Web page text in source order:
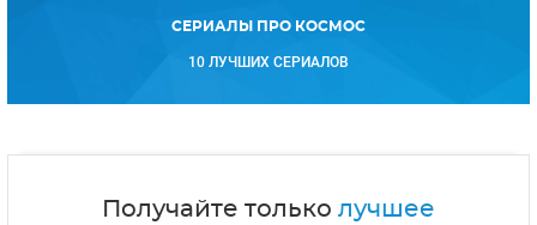
СЕРИАЛЫ ПРО КОСМОС
10 ЛУЧШИХ СЕРИАЛОВ
Получайте только лучшее